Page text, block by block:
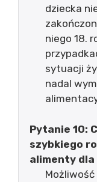
dziecka
niego 18.
sytuacji
nadal
Pytanie 10:
szybkiego
alimenty dla